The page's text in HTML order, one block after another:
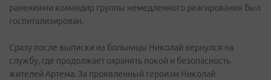
ранениями командир группы немедленного реагирования был
госпитализирован.
Сразу после выписки из больницы Николай вернулся на
службу, где продолжает охранять покой и безопасность
жителей Артема. За проявленный героизм Николай